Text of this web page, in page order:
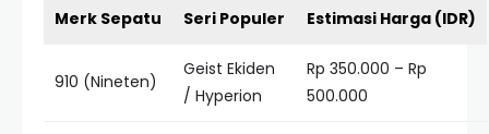
Merk Sepatu Seri Populer Estimasi Harga (IDR)
910 (Nineten)
Geist Ekiden
/ Hyperion
Rp 350.000 – Rp
500.000